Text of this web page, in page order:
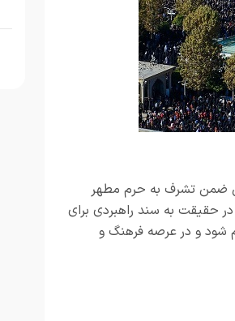
ضمن تشرف به حرم مطهر
حقیقت به سند راهبردی برای
شود و در عرصه فرهنگ و